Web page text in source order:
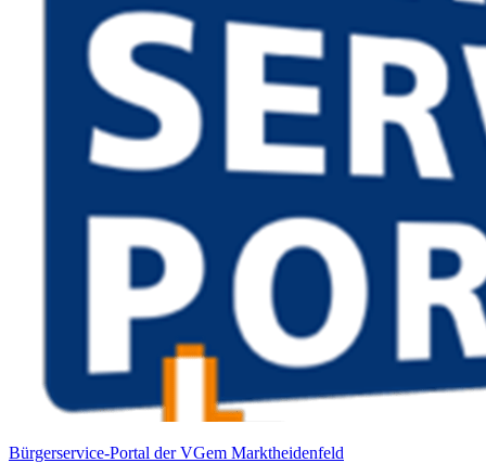
Bürgerservice-Portal der VGem Marktheidenfeld